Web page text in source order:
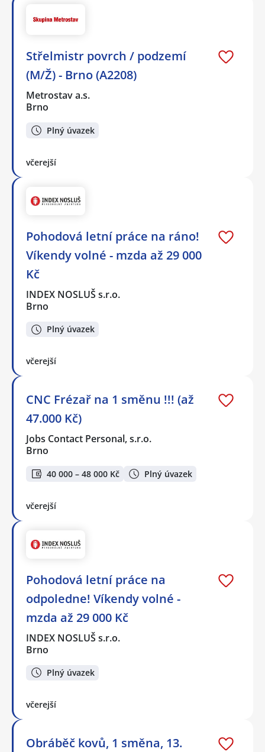
Střelmistr povrch / podzemí
(M/Ž) - Brno (A2208)
Metrostav a.s.
Brno
Plný úvazek
včerejší
Pohodová letní práce na ráno!
Víkendy volné - mzda až 29 000
Kč
INDEX NOSLUŠ s.r.o.
Brno
Plný úvazek
včerejší
CNC Frézař na 1 směnu !!! (až
47.000 Kč)
Jobs Contact Personal, s.r.o.
Brno
40 000 – 48 000 Kč Plný úvazek
včerejší
Pohodová letní práce na
odpoledne! Víkendy volné -
mzda až 29 000 Kč
INDEX NOSLUŠ s.r.o.
Brno
Plný úvazek
včerejší
Obráběč kovů, 1 směna, 13.